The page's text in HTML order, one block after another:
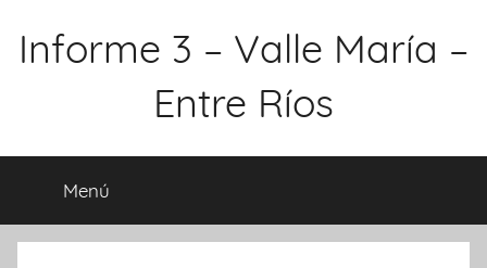
Informe 3 – Valle María –
Entre Ríos
Menú